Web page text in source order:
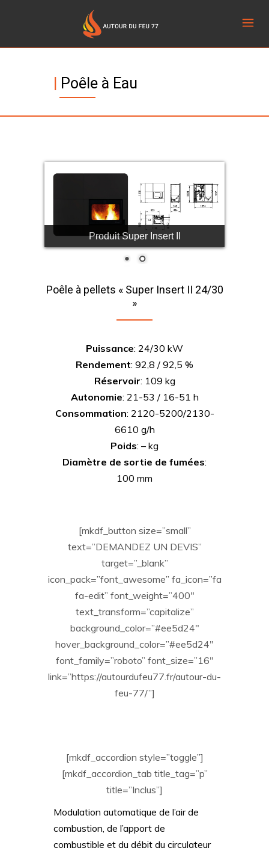
Poêle à Eau
Produit Super Insert II
Poêle à pellets « Super Insert II 24/30
»
Puissance: 24/30 kW
Rendement: 92,8 / 92,5 %
Réservoir: 109 kg
Autonomie: 21-53 / 16-51 h
Consommation: 2120-5200/2130-
6610 g/h
Poids: – kg
Diamètre de sortie de fumées:
100 mm
[mkdf_button size=”small”
text=”DEMANDEZ UN DEVIS”
target=”_blank”
icon_pack=”font_awesome” fa_icon=”fa
fa-edit” font_weight=”400″
text_transform=”capitalize”
background_color=”#ee5d24″
hover_background_color=”#ee5d24″
font_family=”roboto” font_size=”16″
link=”https://autourdufeu77.fr/autour-du-
feu-77/”]
[mkdf_accordion style=”toggle”]
[mkdf_accordion_tab title_tag=”p”
title=”Inclus”]
Modulation automatique de l’air de
combustion, de l’apport de
combustible et du débit du circulateur